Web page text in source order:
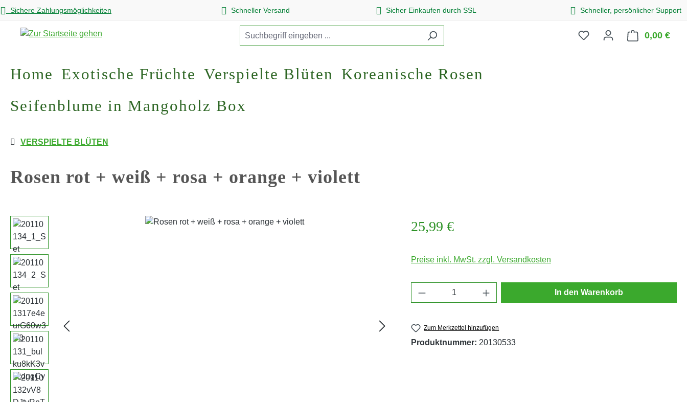
Hauptinhalt springen
Zur Suche springen
Zur Hauptnavigation springen
Sichere Zahlungsmöglichkeiten Schneller Versand Sicher Einkaufen durch SSL Schneller, persönlicher Support
0,00 €
Home Exotische Früchte Verspielte Blüten Koreanische Rosen
Seifenblume in Mangoholz Box
VERSPIELTE BLÜTEN
Rosen rot + weiß + rosa + orange + violett
Bildergalerie überspringen Regulärer Preis:
25,99 €
Preise inkl. MwSt. zzgl. Versandkosten
Produkt Anzahl: Gib den gewünschten Wert ein
In den Warenkorb
Zum Merkzettel hinzufügen
Produktnummer: 20130533